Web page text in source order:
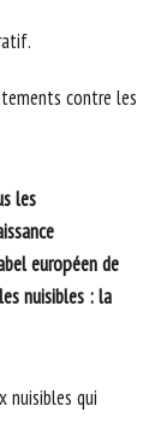
contre les
les
européen de
nuisibles : la
nuisibles qui